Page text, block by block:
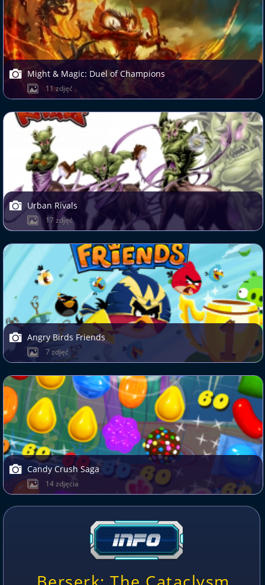
Might & Magic: Duel of Champions
11 zdjęć
Urban Rivals
17 zdjęć
Angry Birds Friends
7 zdjęć
Candy Crush Saga
14 zdjęcia